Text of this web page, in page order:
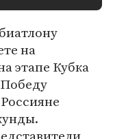
на
этапе Кубка